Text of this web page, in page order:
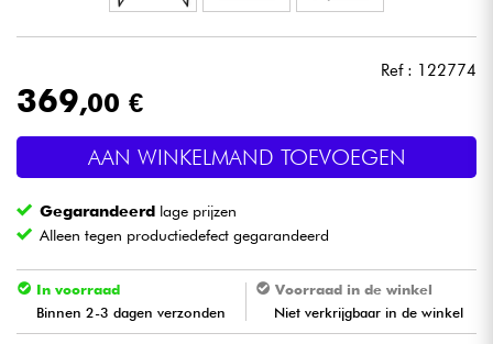
Licht
Viool & Quatuor
Ref : 122774
369,00 €
AAN WINKELMAND TOEVOEGEN
Gegarandeerd lage prijzen
Alleen tegen productiedefect gegarandeerd
In voorraad
Binnen 2-3 dagen verzonden
Voorraad in de winkel
Niet verkrijgbaar in de winkel